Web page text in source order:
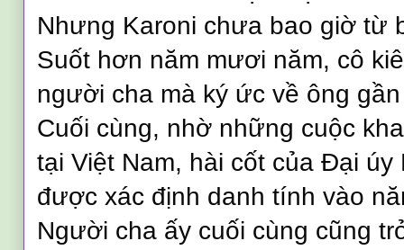
Nhưng Karoni chưa bao giờ từ
Suốt hơn năm mươi năm, cô
người cha mà ký ức về ông
Cuối cùng, nhờ những cuộc
tại Việt Nam, hài cốt của Đại úy
được xác định danh tính vào
Người cha ấy cuối cùng cũng